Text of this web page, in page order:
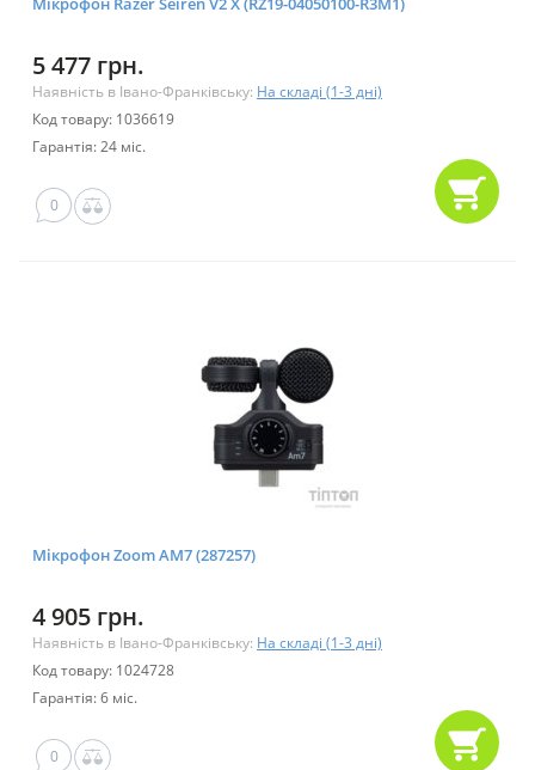
5 477 грн.
Наявність в Івано-Франківську: На складі (1-3 дні)
Код товару: 1036619
Гарантія: 24 міс.
0
Мікрофон Zoom AM7 (287257)
4 905 грн.
Наявність в Івано-Франківську: На складі (1-3 дні)
Код товару: 1024728
Гарантія: 6 міс.
0